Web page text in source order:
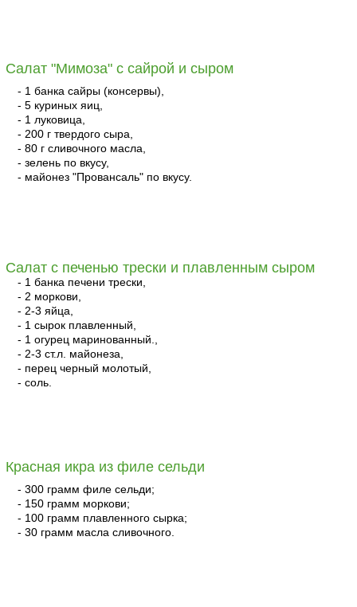
Cалат "Мимоза" с сайрой и сыром
- 1 банка сайры (консервы),
- 5 куриных яиц,
- 1 луковица,
- 200 г твердого сыра,
- 80 г сливочного масла,
- зелень по вкусу,
- майонез "Провансаль" по вкусу.
Салат с печенью трески и плавленным сыром
- 1 банка печени трески,
- 2 моркови,
- 2-3 яйца,
- 1 сырок плавленный,
- 1 огурец маринованный.,
- 2-3 ст.л. майонеза,
- перец черный молотый,
- соль.
Красная икра из филе сельди
- 300 грамм филе сельди;
- 150 грамм моркови;
- 100 грамм плавленного сырка;
- 30 грамм масла сливочного.